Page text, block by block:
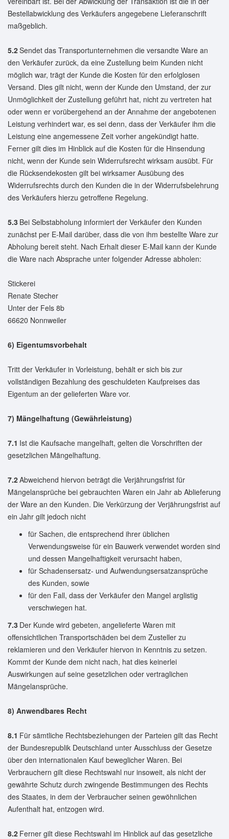
Bestellabwicklung des Verkäufers angegebene Lieferanschrift
maßgeblich.
5.2Sendet das Transportunternehmen die versandte Ware an
den Verkäufer zurück, da eine Zustellung beim Kunden nicht
möglich war, trägt der Kunde die Kosten für den erfolglosen
Versand. Dies gilt nicht, wenn der Kunde den Umstand, der zur
Unmöglichkeit der Zustellung geführt hat, nicht zu vertreten hat
oder wenn er vorübergehend an der Annahme der angebotenen
Leistung verhindert war, es sei denn, dass der Verkäufer ihm die
Leistung eine angemessene Zeit vorher angekündigt hatte.
Ferner gilt dies im Hinblick auf die Kosten für die Hinsendung
nicht, wenn der Kunde sein Widerrufsrecht wirksam ausübt. Für
die Rücksendekosten gilt bei wirksamer Ausübung des
Widerrufsrechts durch den Kunden die in der Widerrufsbelehrung
des Verkäufers hierzu getroffene Regelung.
5.3 Bei Selbstabholung informiert der Verkäufer den Kunden
zunächst per E-Mail darüber, dass die von ihm bestellte Ware zur
Abholung bereit steht. Nach Erhalt dieser E-Mail kann der Kunde
die Ware nach Absprache unter folgender Adresse abholen:
Stickerei
Renate Stecher
Unter der Fels 8b
66620 Nonnweiler
6) Eigentumsvorbehalt
Tritt der Verkäufer in Vorleistung, behält er sich bis zur
vollständigen Bezahlung des geschuldeten Kaufpreises das
Eigentum an der gelieferten Ware vor.
7) Mängelhaftung (Gewährleistung)
7.1 Ist die Kaufsache mangelhaft, gelten die Vorschriften der
gesetzlichen Mängelhaftung.
7.2Abweichend hiervon beträgt die Verjährungsfrist für
Mängelansprüche bei gebrauchten Waren ein Jahr ab Ablieferung
der Ware an den Kunden. Die Verkürzung der Verjährungsfrist auf
ein Jahr gilt jedoch nicht
für Sachen, die entsprechend ihrer üblichen
Verwendungsweise für ein Bauwerk verwendet worden sind
und dessen Mangelhaftigkeit verursacht haben,
für Schadensersatz- und Aufwendungsersatzansprüche
des Kunden, sowie
für den Fall, dass der Verkäufer den Mangel arglistig
verschwiegen hat.
7.3 Der Kunde wird gebeten, angelieferte Waren mit
offensichtlichen Transportschäden bei dem Zusteller zu
reklamieren und den Verkäufer hiervon in Kenntnis zu setzen.
Kommt der Kunde dem nicht nach, hat dies keinerlei
Auswirkungen auf seine gesetzlichen oder vertraglichen
Mängelansprüche.
8) Anwendbares Recht
8.1 Für sämtliche Rechtsbeziehungen der Parteien gilt das Recht
der Bundesrepublik Deutschland unter Ausschluss der Gesetze
über den internationalen Kauf beweglicher Waren. Bei
Verbrauchern gilt diese Rechtswahl nur insoweit, als nicht der
gewährte Schutz durch zwingende Bestimmungen des Rechts
des Staates, in dem der Verbraucher seinen gewöhnlichen
Aufenthalt hat, entzogen wird.
8.2 Ferner gilt diese Rechtswahl im Hinblick auf das gesetzliche